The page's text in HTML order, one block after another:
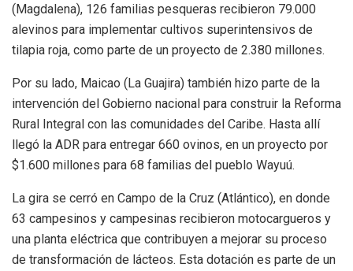
(Magdalena), 126 familias pesqueras recibieron 79.000
alevinos para implementar cultivos superintensivos de
tilapia roja, como parte de un proyecto de 2.380 millones.
Por su lado, Maicao (La Guajira) también hizo parte de la
intervención del Gobierno nacional para construir la Reforma
Rural Integral con las comunidades del Caribe. Hasta allí
llegó la ADR para entregar 660 ovinos, en un proyecto por
$1.600 millones para 68 familias del pueblo Wayuú.
La gira se cerró en Campo de la Cruz (Atlántico), en donde
63 campesinos y campesinas recibieron motocargueros y
una planta eléctrica que contribuyen a mejorar su proceso
de transformación de lácteos. Esta dotación es parte de un